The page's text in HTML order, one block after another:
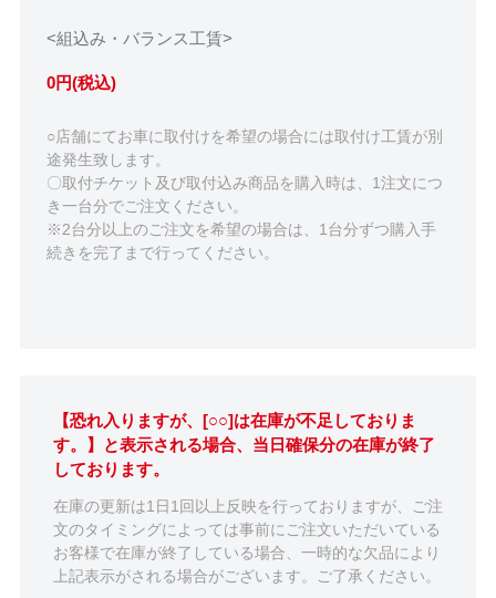
<組込み・バランス工賃>
0円(税込)
○店舗にてお車に取付けを希望の場合には取付け工賃が別
途発生致します。
〇取付チケット及び取付込み商品を購入時は、1注文につ
き一台分でご注文ください。
※2台分以上のご注文を希望の場合は、1台分ずつ購入手
続きを完了まで行ってください。
【恐れ入りますが、[○○]は在庫が不足しておりま
す。】と表示される場合、当日確保分の在庫が終了
しております。
在庫の更新は1日1回以上反映を行っておりますが、ご注
文のタイミングによっては事前にご注文いただいている
お客様で在庫が終了している場合、一時的な欠品により
上記表示がされる場合がございます。ご了承ください。